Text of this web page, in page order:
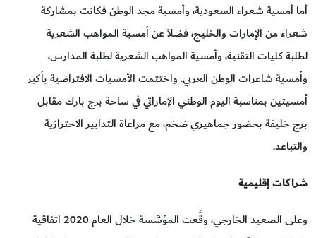
أما أمسية شعراء السعودية، وأمسية مجد الوطن فكانت بمشاركة
شعراء من الإمارات والخليج، فضلاً عن أمسية المواهب الشعرية
لطلبة كليات التقنية، وأمسية المواهب الشعرية لطلبة المدارس،
وأمسية شاعرات الوطن العربي. واختتمت الأمسيات الافتراضية بأكبر
أمسيتين بمناسبة اليوم الوطني الإماراتي في ساحة برج بارك مقابل
برج خليفة بحضور جماهيري ضخم، مع مراعاة التدابير الاحترازية
والتباعد.
شراكات إقليمية
وعلى الصعيد الخارجي، وقَّعت المؤسَّسة خلال العام 2020 اتفاقية